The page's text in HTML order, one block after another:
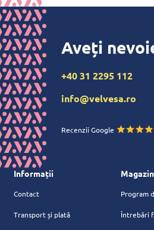
Aveți
+40 31 2295 112
info@velvesa.ro
Recenzii Google
Informații
Contact
Transport și plată
Program
Întrebări